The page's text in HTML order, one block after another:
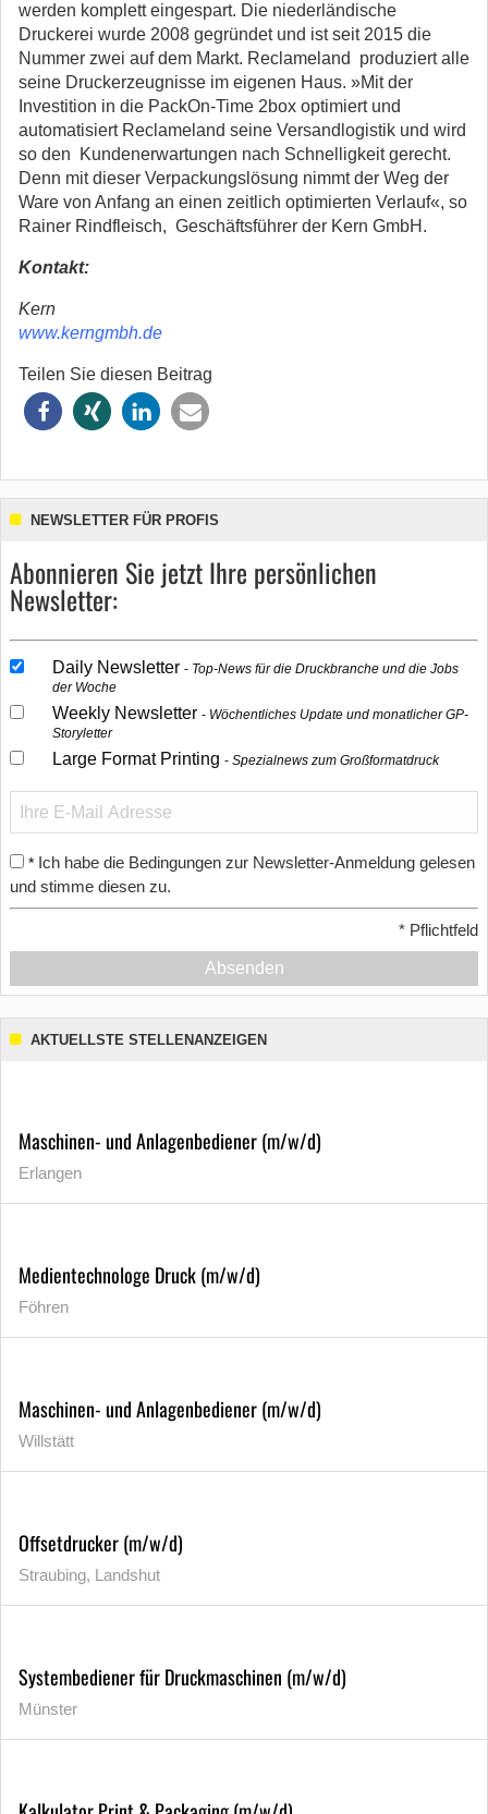
werden komplett eingespart. Die niederländische
Druckerei wurde 2008 gegründet und ist seit 2015 die
Nummer zwei auf dem Markt. Reclameland produziert alle
seine Druckerzeugnisse im eigenen Haus. »Mit der
Investition in die PackOn-Time 2box optimiert und
automatisiert Reclameland seine Versandlogistik und wird
so den Kundenerwartungen nach Schnelligkeit gerecht.
Denn mit dieser Verpackungslösung nimmt der Weg der
Ware von Anfang an einen zeitlich optimierten Verlauf«, so
Rainer Rindfleisch, Geschäftsführer der Kern GmbH.
Kontakt:
Kern
www.kerngmbh.de
Teilen Sie diesen Beitrag
NEWSLETTER FÜR PROFIS
Abonnieren Sie jetzt Ihre persönlichen
Newsletter:
Daily Newsletter
Top-News für die Druckbranche und die Jobs
der Woche
Weekly Newsletter
Wöchentliches Update und monatlicher GP-
Storyletter
Large Format Printing Spezialnews zum Großformatdruck
* Ich habe die Bedingungen zur Newsletter-Anmeldung gelesen
und stimme diesen zu.
* Pflichtfeld
Absenden
AKTUELLSTE STELLENANZEIGEN
Maschinen- und Anlagenbediener (m/w/d)
Erlangen
Medientechnologe Druck (m/w/d)
Föhren
Maschinen- und Anlagenbediener (m/w/d)
Willstätt
Offsetdrucker (m/w/d)
Straubing, Landshut
Systembediener für Druckmaschinen (m/w/d)
Münster